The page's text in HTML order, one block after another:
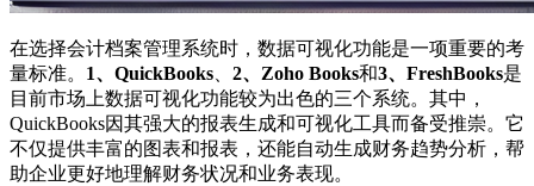
在选择会计档案管理系统时，数据可视化功能是一项重要的考
量标准。 1、QuickBooks 2、Zoho Books和3、FreshBooks是
目前市场上数据可视化功能较为出色的三个系统。其中，
QuickBooks因其强大的报表生成和可视化工具而备受推崇。它
不仅提供丰富的图表和报表，还能自动生成财务趋势分析，帮
助企业更好地理解财务状况和业务表现。